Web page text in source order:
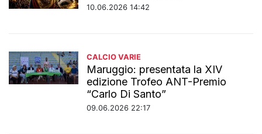
10.06.2026 14:42
CALCIO VARIE
Maruggio: presentata la XIV
edizione Trofeo ANT-Premio
“Carlo Di Santo”
09.06.2026 22:17